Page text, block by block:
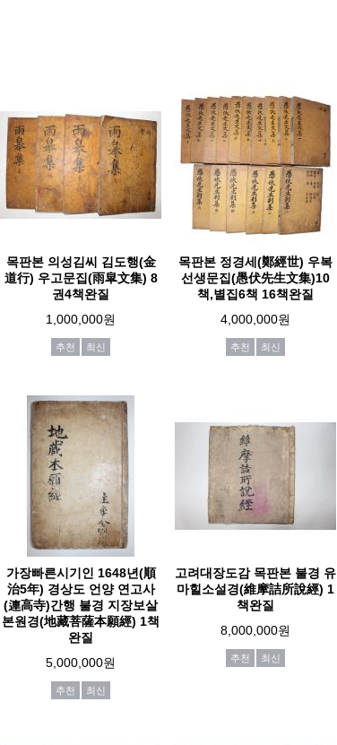
목판본 의성김씨 김도행(金
道行) 우고문집(雨皐文集) 8
권4책완질
1,000,000원
추천 최신
목판본 정경세(鄭經世) 우복
선생문집(愚伏先生文集)10
책,별집6책 16책완질
4,000,000원
추천 최신
가장빠른시기인 1648년(順
治5年) 경상도 언양 연고사
(連高寺)간행 불경 지장보살
본원경(地藏菩薩本願經) 1책
완질
5,000,000원
추천 최신
고려대장도감 목판본 불경 유
마힐소설경(維摩詰所說經) 1
책완질
8,000,000원
추천 최신